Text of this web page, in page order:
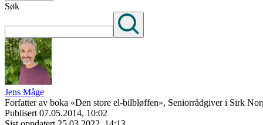
Søk
Jens Måge
Forfatter av boka «Den store el-bilbløffen», Seniorrådgiver i Sirk
Publisert 07.05.2014, 10:02